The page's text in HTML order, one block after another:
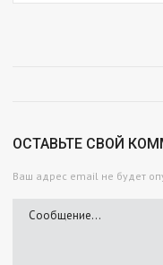
ОСТАВЬТЕ СВОЙ
Ваш адрес email не будет